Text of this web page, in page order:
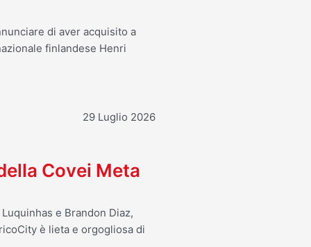
di aver acquisito a
finlandese Henri
29 Luglio 2026
Covei Meta
e Brandon Diaz,
è lieta e orgogliosa di